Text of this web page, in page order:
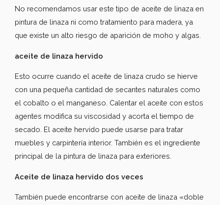
No recomendamos usar este tipo de aceite de linaza en
pintura de linaza ni como tratamiento para madera, ya
que existe un alto riesgo de aparición de moho y algas.
aceite de linaza hervido
Esto ocurre cuando el aceite de linaza crudo se hierve
con una pequeña cantidad de secantes naturales como
el cobalto o el manganeso. Calentar el aceite con estos
agentes modifica su viscosidad y acorta el tiempo de
secado. El aceite hervido puede usarse para tratar
muebles y carpintería interior. También es el ingrediente
principal de la pintura de linaza para exteriores.
Aceite de linaza hervido dos veces
También puede encontrarse con aceite de linaza «doble